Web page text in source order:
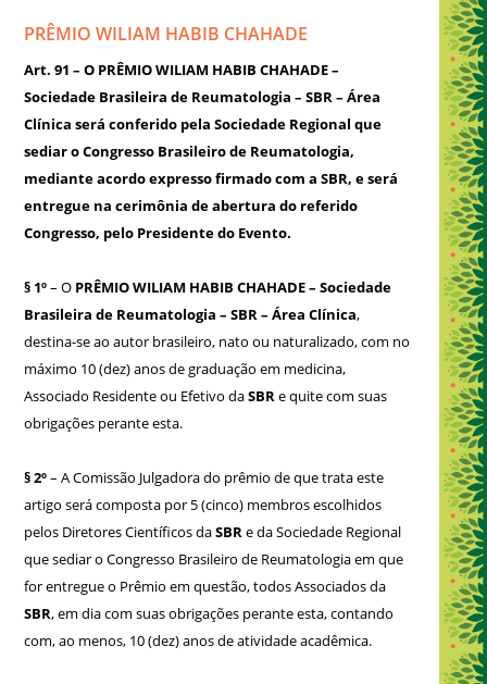
PRÊMIO WILIAM HABIB CHAHADE
Art. 91 – O PRÊMIO WILIAM HABIB CHAHADE –
Sociedade Brasileira de Reumatologia – SBR – Área
Clínica será conferido pela Sociedade Regional que
sediar o Congresso Brasileiro de Reumatologia,
mediante acordo expresso firmado com a SBR, e será
entregue na cerimônia de abertura do referido
Congresso, pelo Presidente do Evento.
§ 1º– O PRÊMIO WILIAM HABIB CHAHADE – Sociedade
Brasileira de Reumatologia – SBR – Área Clínica,
destina-se ao autor brasileiro, nato ou naturalizado, com no
máximo 10 (dez) anos de graduação em medicina,
Associado Residente ou Efetivo daSBRe quite com suas
obrigações perante esta.
§ 2º– A Comissão Julgadora do prêmio de que trata este
artigo será composta por 5 (cinco) membros escolhidos
pelos Diretores Científicos daSBRe da Sociedade Regional
que sediar o Congresso Brasileiro de Reumatologia em que
for entregue o Prêmio em questão, todos Associados da
SBR, em dia com suas obrigações perante esta, contando
com, ao menos, 10 (dez) anos de atividade acadêmica.